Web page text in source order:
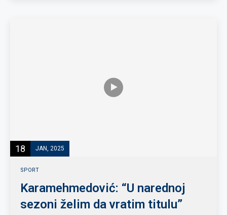
18 JAN, 2025
SPORT
Karamehmedović: “U narednoj
sezoni želim da vratim titulu”